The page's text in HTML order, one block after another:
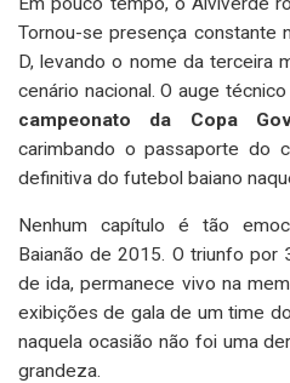
Tornou-se presença constante
D, levando o nome da terceira
cenário nacional. O auge
campeonato da Copa
carimbando o passaporte do
definitiva do futebol baiano
Nenhum capítulo é tão
Baianão de 2015. O triunfo por
de ida, permanece vivo na
exibições de gala de um time
naquela ocasião não foi uma
grandeza.